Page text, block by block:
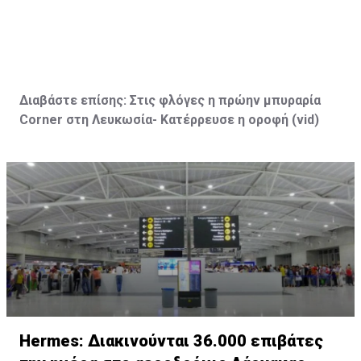
Διαβάστε επίσης: Στις φλόγες η πρώην μπυραρία
Corner στη Λευκωσία- Κατέρρευσε η οροφή (vid)
Hermes: Διακινούνται 36.000 επιβάτες